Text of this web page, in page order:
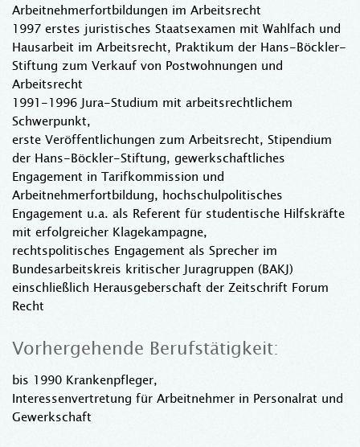
Arbeitnehmerfortbildungen im Arbeitsrecht
1997 erstes juristisches Staatsexamen mit Wahlfach und
Hausarbeit im Arbeitsrecht, Praktikum der Hans-Böckler-
Stiftung zum Verkauf von Postwohnungen und
Arbeitsrecht
1991-1996 Jura-Studium mit arbeitsrechtlichem
Schwerpunkt,
erste Veröffentlichungen zum Arbeitsrecht, Stipendium
der Hans-Böckler-Stiftung, gewerkschaftliches
Engagement in Tarifkommission und
Arbeitnehmerfortbildung, hochschulpolitisches
Engagement u.a. als Referent für studentische Hilfskräfte
mit erfolgreicher Klagekampagne,
rechtspolitisches Engagement als Sprecher im
Bundesarbeitskreis kritischer Juragruppen (BAKJ)
einschließlich Herausgeberschaft der Zeitschrift Forum
Recht
Vorhergehende Berufstätigkeit:
bis 1990 Krankenpfleger,
Interessenvertretung für Arbeitnehmer in Personalrat und
Gewerkschaft